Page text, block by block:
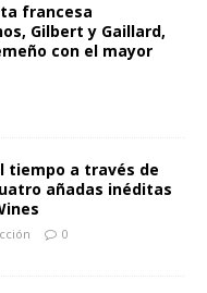
francesa
Gilbert y Gaillard,
con el mayor
tiempo a través de
añadas inéditas
0